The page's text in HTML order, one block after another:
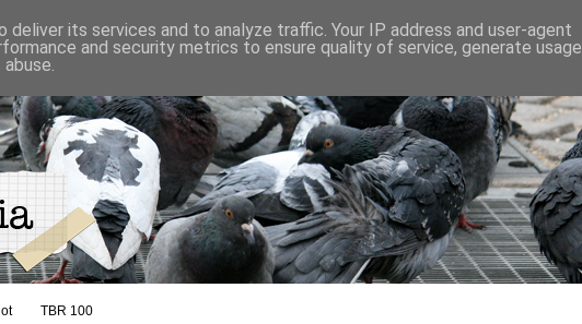
TBR 100
its services and to analyze traffic. Your IP address and user-agent
and security metrics to ensure quality of service, generate usage